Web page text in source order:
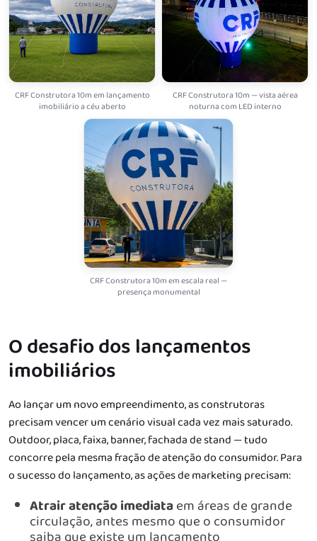
CRF Construtora 10m em lançamento
imobiliário a céu aberto
CRF Construtora 10m — vista aérea
noturna com LED interno
CRF Construtora 10m em escala real —
presença monumental
O desafio dos lançamentos
imobiliários
Ao lançar um novo empreendimento, as construtoras
precisam vencer um cenário visual cada vez mais saturado.
Outdoor, placa, faixa, banner, fachada de stand — tudo
concorre pela mesma fração de atenção do consumidor. Para
o sucesso do lançamento, as ações de marketing precisam:
Atrair atenção imediataem áreas de grande
circulação, antes mesmo que o consumidor